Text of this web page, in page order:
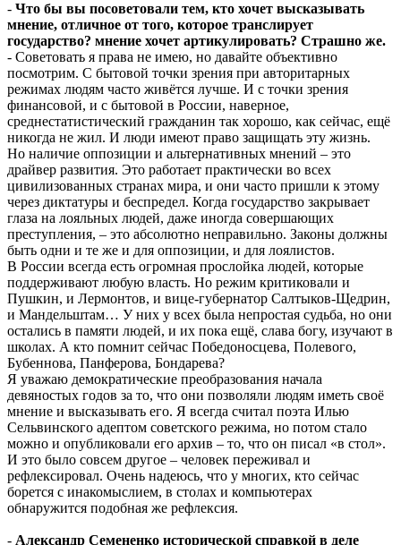
- Что бы вы посоветовали тем, кто хочет высказывать
мнение, отличное от того, которое транслирует
государство? мнение хочет артикулировать? Страшно же.
- Советовать я права не имею, но давайте объективно
посмотрим. С бытовой точки зрения при авторитарных
режимах людям часто живётся лучше. И с точки зрения
финансовой, и с бытовой в России, наверное,
среднестатистический гражданин так хорошо, как сейчас, ещё
никогда не жил. И люди имеют право защищать эту жизнь.
Но наличие оппозиции и альтернативных мнений – это
драйвер развития. Это работает практически во всех
цивилизованных странах мира, и они часто пришли к этому
через диктатуры и беспредел. Когда государство закрывает
глаза на лояльных людей, даже иногда совершающих
преступления, – это абсолютно неправильно. Законы должны
быть одни и те же и для оппозиции, и для лоялистов.
В России всегда есть огромная прослойка людей, которые
поддерживают любую власть. Но режим критиковали и
Пушкин, и Лермонтов, и вице-губернатор Салтыков-Щедрин,
и Мандельштам… У них у всех была непростая судьба, но они
остались в памяти людей, и их пока ещё, слава богу, изучают в
школах. А кто помнит сейчас Победоносцева, Полевого,
Бубеннова, Панферова, Бондарева?
Я уважаю демократические преобразования начала
девяностых годов за то, что они позволяли людям иметь своё
мнение и высказывать его. Я всегда считал поэта Илью
Сельвинского адептом советского режима, но потом стало
можно и опубликовали его архив – то, что он писал «в стол».
И это было совсем другое – человек переживал и
рефлексировал. Очень надеюсь, что у многих, кто сейчас
борется с инакомыслием, в столах и компьютерах
обнаружится подобная же рефлексия.
- Александр Семененко исторической справкой в деле